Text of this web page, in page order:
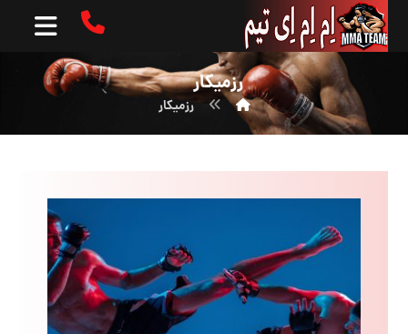
رزمیکار
رزمیکار